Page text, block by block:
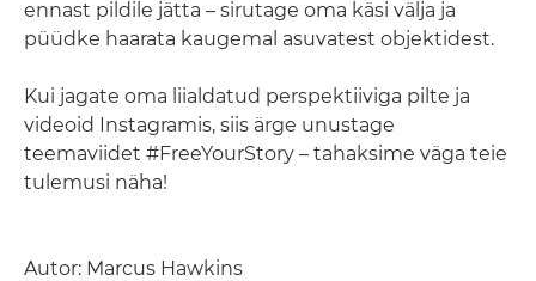
ennast pildile jätta – sirutage oma käsi välja ja
püüdke haarata kaugemal asuvatest objektidest.
Kui jagate oma liialdatud perspektiiviga pilte ja
videoid Instagramis, siis ärge unustage
teemaviidet #FreeYourStory – tahaksime väga teie
tulemusi näha!
Autor: Marcus Hawkins